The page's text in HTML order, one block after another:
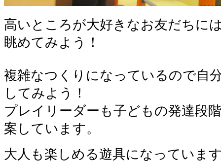
高いところが大好きなお友だちに
眺めてみよう！
複雑なつくりになっているので自
してみよう！
プレイリーダーも子どもの発達段
案しています。
大人も楽しめる遊具になっていま